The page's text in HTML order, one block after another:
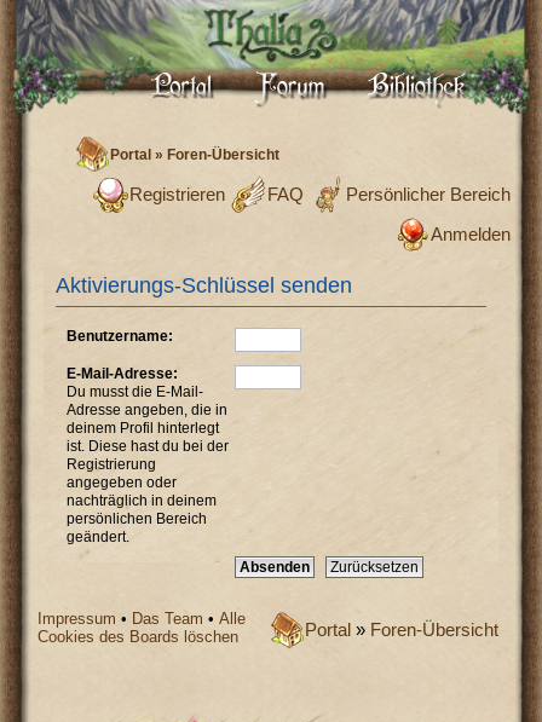
Portal »Foren-Übersicht
Persönlicher Bereich
FAQ
Registrieren
Anmelden
Aktivierungs-Schlüssel senden
Benutzername:
E-Mail-Adresse:
Du musst die E-Mail-
Adresse angeben, die in
deinem Profil hinterlegt
ist. Diese hast du bei der
Registrierung
angegeben oder
nachträglich in deinem
persönlichen Bereich
geändert.
Portal» Foren-Übersicht
Impressum • Das Team •Alle
Cookies des Boards löschen